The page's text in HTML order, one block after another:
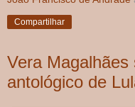
Compartilhar
Vera
antológico de